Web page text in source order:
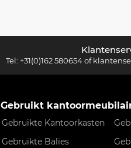
Tel: +31(0)162 580654of
Gebruikt
Gebruikte Kantoorkasten
Gebruikte Balies